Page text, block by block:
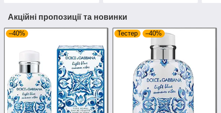
Акційні пропозиції та новинки
–40% Тестер –40%